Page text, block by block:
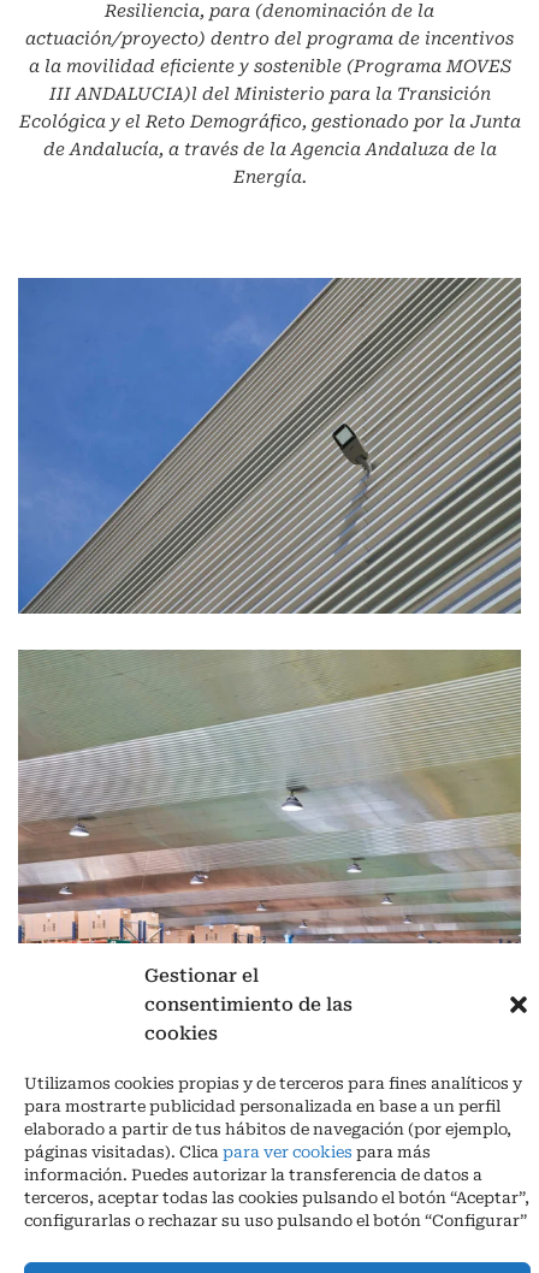
Gestionar el
consentimiento de las
cookies
Utilizamos cookies propias y de terceros para fines analíticos y
para mostrarte publicidad personalizada en base a un perfil
elaborado a partir de tus hábitos de navegación (por ejemplo,
páginas visitadas). Clica para ver cookies para más
información. Puedes autorizar la transferencia de datos a
terceros, aceptar todas las cookies pulsando el botón “Aceptar”,
configurarlas o rechazar su uso pulsando el botón “Configurar”
Resiliencia, para (denominación de la
actuación/proyecto) dentro del programa de incentivos
a la movilidad eficiente y sostenible (Programa MOVES
III ANDALUCIA)l del Ministerio para la Transición
Ecológica y el Reto Demográfico, gestionado por la Junta
de Andalucía, a través de la Agencia Andaluza de la
Energía.
Aviso legal|Política de privacidad
Ctra. A-3132, De Aguilar a A-318 por Moriles km 15,5 M.I. (Córdoba)
España
COORDENADAS: Latitud: 37,40 – Longitud -04,58 | Telf. + 34 957 51
30 68
info@infrico.com Infrico SL 2026©. Diseñado porBabait Technology